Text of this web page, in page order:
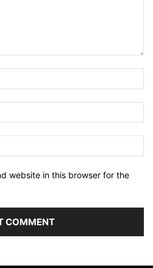
website in this browser for the